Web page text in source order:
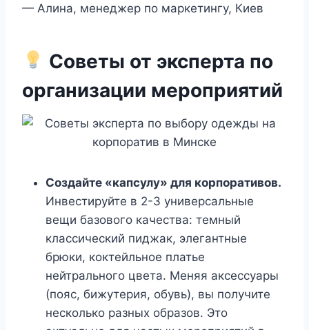
— Алина, менеджер по маркетингу, Киев
Советы от эксперта по
организации мероприятий
Создайте «капсулу» для корпоративов.
Инвестируйте в 2-3 универсальные
вещи базового качества: темный
классический пиджак, элегантные
брюки, коктейльное платье
нейтрального цвета. Меняя аксессуары
(пояс, бижутерия, обувь), вы получите
несколько разных образов. Это